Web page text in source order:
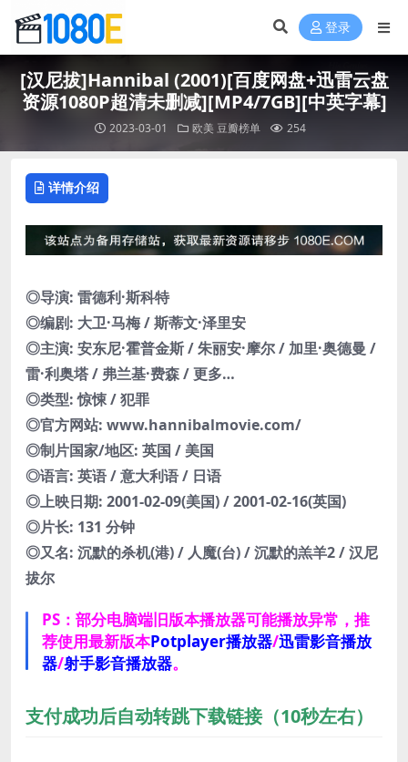
登录
[汉尼拔]Hannibal (2001)[百度网盘+迅雷云盘
资源1080P超清未删减][MP4/7GB][中英字幕]
2023-03-01 欧美豆瓣榜单 254
详情介绍
◎导演: 雷德利·斯科特
◎编剧: 大卫·马梅 / 斯蒂文·泽里安
◎主演: 安东尼·霍普金斯 / 朱丽安·摩尔 / 加里·奥德曼 /
雷·利奥塔 / 弗兰基·费森 / 更多…
◎类型: 惊悚 / 犯罪
◎官方网站: www.hannibalmovie.com/
◎制片国家/地区: 英国 / 美国
◎语言: 英语 / 意大利语 / 日语
◎上映日期: 2001-02-09(美国) / 2001-02-16(英国)
◎片长: 131 分钟
◎又名: 沉默的杀机(港) / 人魔(台) / 沉默的羔羊2 / 汉尼
拔尔
PS：部分电脑端旧版本播放器可能播放异常，推
荐使用最新版本Potplayer播放器/迅雷影音播放
器/射手影音播放器。
支付成功后自动转跳下载链接（10秒左右）